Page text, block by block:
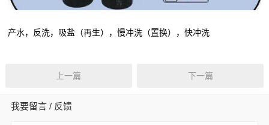
产水，反洗，吸盐（再生），慢冲洗（置换），快冲洗
上一篇 下一篇
我要留言 / 反馈